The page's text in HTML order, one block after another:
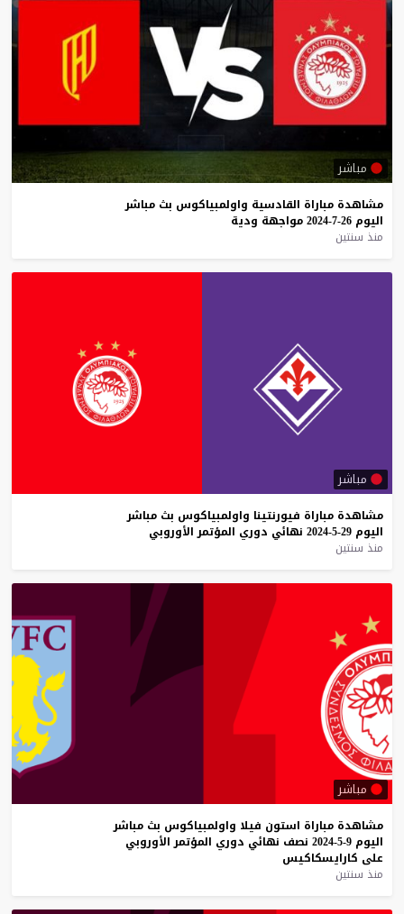
مباشر
مشاهدة مباراة القادسية واولمبياكوس بث مباشر
اليوم 26-7-2024 مواجهة ودية
منذ سنتين
مباشر
مشاهدة مباراة فيورنتينا واولمبياكوس بث مباشر
اليوم 29-5-2024 نهائي دوري المؤتمر الأوروبي
منذ سنتين
مباشر
مشاهدة مباراة استون فيلا واولمبياكوس بث مباشر
اليوم 9-5-2024 نصف نهائي دوري المؤتمر الأوروبي
على كارايسكاكيس
منذ سنتين